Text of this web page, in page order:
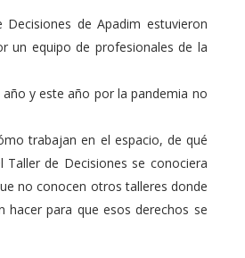
de Apadim estuvieron
un equipo de profesionales de la
y este año por la pandemia no
trabajan en el espacio, de qué
de Decisiones se conociera
no conocen otros talleres donde
hacer para que esos derechos se